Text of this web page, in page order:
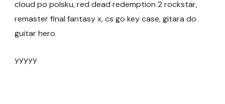
cloud po polsku, red dead redemption 2 rockstar,
remaster final fantasy x, cs go key case, gitara do
guitar hero
yyyyy